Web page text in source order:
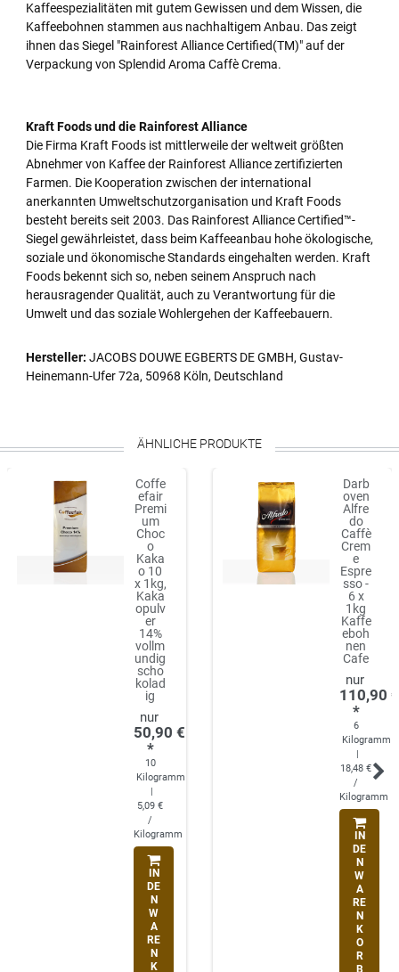
Kaffeespezialitäten mit gutem Gewissen und dem Wissen, die
Kaffeebohnen stammen aus nachhaltigem Anbau. Das zeigt
ihnen das Siegel "Rainforest Alliance Certified(TM)" auf der
Verpackung von Splendid Aroma Caffè Crema.
Kraft Foods und die Rainforest Alliance
Die Firma Kraft Foods ist mittlerweile der weltweit größten
Abnehmer von Kaffee der Rainforest Alliance zertifizierten
Farmen. Die Kooperation zwischen der international
anerkannten Umweltschutzorganisation und Kraft Foods
besteht bereits seit 2003. Das Rainforest Alliance Certified™-
Siegel gewährleistet, dass beim Kaffeeanbau hohe ökologische,
soziale und ökonomische Standards eingehalten werden. Kraft
Foods bekennt sich so, neben seinem Anspruch nach
herausragender Qualität, auch zu Verantwortung für die
Umwelt und das soziale Wohlergehen der Kaffeebauern.
Hersteller: JACOBS DOUWE EGBERTS DE GMBH, Gustav-
Heinemann-Ufer 72a, 50968 Köln, Deutschland
ÄHNLICHE PRODUKTE
Coffe
efair
Premi
um
Choc
o
Kaka
o 10
x 1kg,
Kaka
opulv
er
14%
vollm
undig
scho
kolad
ig
50,90 €
*
10
Kilogramm
5,09 €
/
Kilogramm
IN
DE
N
W
A
RE
N
K
Darb
oven
Alfre
do
Caffè
Crem
e
Espre
sso -
6 x
1kg
Kaffe
eboh
nen
Cafe
110,90
*
6
Kilogramm
18,48 €
/
Kilogramm
IN
DE
N
W
A
RE
N
K
O
R